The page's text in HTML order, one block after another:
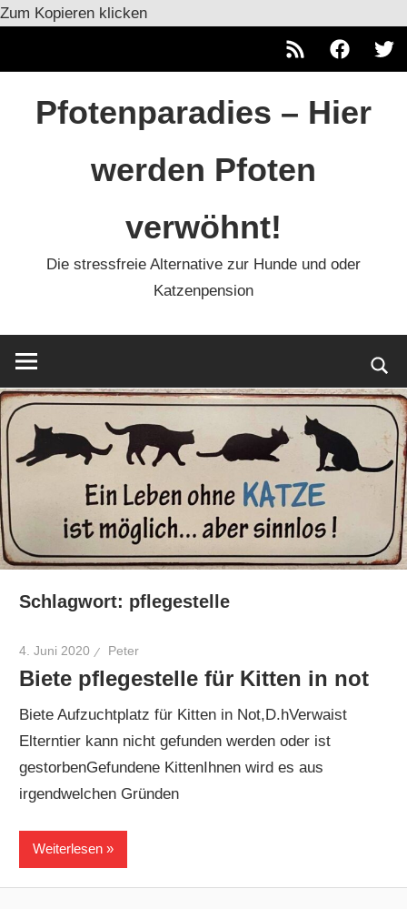
Zum Kopieren klicken
RSS Facebook
Pfotenparadies – Hier
werden Pfoten
verwöhnt!
Die stressfreie Alternative zur Hunde und oder
Katzenpension
Schlagwort: pflegestelle
4. Juni 2020 Peter
Biete pflegestelle für Kitten in not
Biete Aufzuchtplatz für Kitten in Not,D.hVerwaist
Elterntier kann nicht gefunden werden oder ist
gestorbenGefundene KittenIhnen wird es aus
irgendwelchen Gründen
Weiterlesen